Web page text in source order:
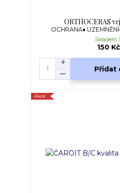
ORTHOCERAS
OCHRANA♦
150 Kč
Skladem
Přidat
Akce